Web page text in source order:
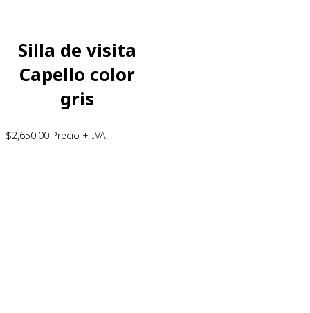
Silla de visita
Capello color
gris
$2,650.00 Precio + IVA